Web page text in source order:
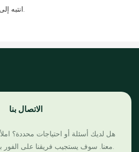
4. انتبه إلى المناخ عند تناول الطب.
الاتصال بنا
هل لديك أسئلة أو احتياجات محددة؟ املأ
معنا. سوف يستجيب فريقنا على الفور بحلول مخصصة لعملك.